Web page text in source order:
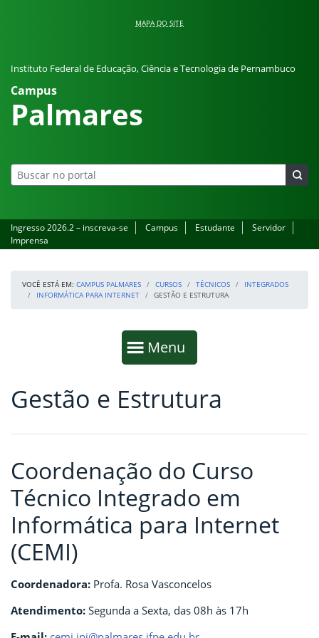
MAPA DO SITE
Instituto Federal de Educação, Ciência e Tecnologia de Pernambuco
Campus
Palmares
Ingresso 2026.2 – inscreva-se Campus Estudante
Servidor
Imprensa
VOCÊ ESTÁ EM: CAMPUS PALMARES CURSOS TÉCNICOS
INTEGRADOS
INFORMÁTICA PARA INTERNET
GESTÃO E ESTRUTURA
Mostrar
Menu
Fim da navegação
Início do conteúdo
Gestão e Estrutura
Coordenação do Curso
Técnico Integrado em
Informática para Internet
(CEMI)
Coordenadora: Profa. Rosa Vasconcelos
Atendimento: Segunda a Sexta, das 08h às 17h